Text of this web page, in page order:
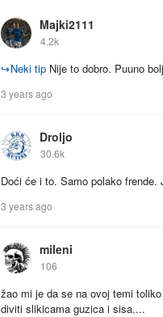
Majki2111
4.2k
↪Neki tip Nije to dobro. Puuno
3 years ago
Droljo
30.6k
Doći će i to. Samo polako
3 years ago
mileni
106
žao mi je da se na ovoj temi
diviti slikicama guzica i sisa....